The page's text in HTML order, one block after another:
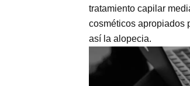
tratamiento capilar
cosméticos apropiados
así la alopecia.